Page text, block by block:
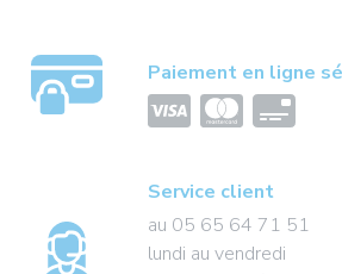
Paiement en ligne
Service client
au 05 65 64 71 51
lundi au vendredi